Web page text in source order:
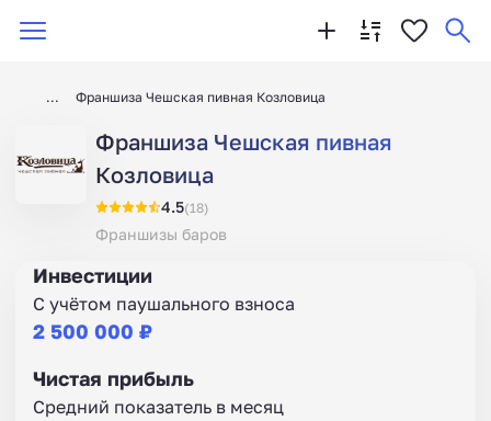
Франшиза Чешская пивная Козловица
Франшиза Чешская пивная
Козловица
4.5(18)
Франшизы баров
Инвестиции
С учётом паушального взноса
2 500 000 ₽
Чистая прибыль
Средний показатель в месяц